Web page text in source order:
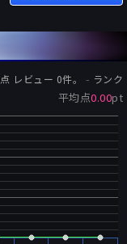
点 レビュー 0件。 - ランク
平均点0.00pt